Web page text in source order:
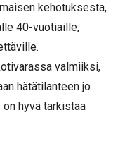
kehotuksesta,
40-vuotiaille,
valmiiksi,
hätätilanteen jo
hyvä tarkistaa